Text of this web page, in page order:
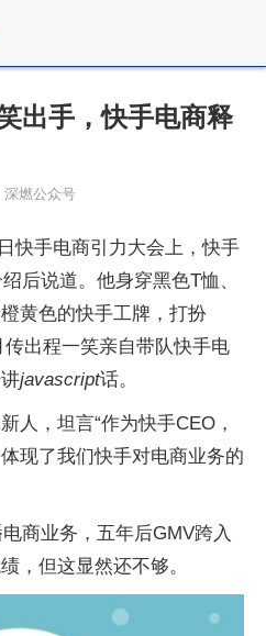
出手，快手电商释
深燃公众号
快手电商引力大会上，快手
后说道。他身穿黑色T恤、
黄色的快手工牌，打扮
传出程一笑亲自带队快手电
javascript话。
人，坦言“作为快手CEO，
现了我们快手对电商业务的
商业务，五年后GMV跨入
，但这显然还不够。